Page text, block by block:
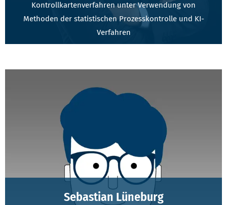
Kontrollkartenverfahren unter Verwendung von
Methoden der statistischen Prozesskontrolle und KI-
Verfahren
Sebastian Lüneburg